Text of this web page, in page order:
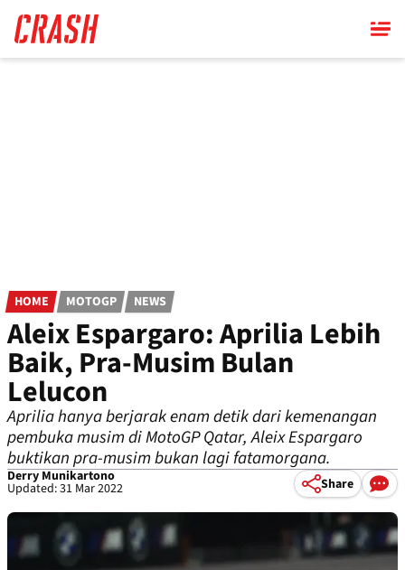
main
content
HOME MOTOGP NEWS
Aleix Espargaro: Aprilia Lebih
Baik, Pra-Musim Bulan
Lelucon
Aprilia hanya berjarak enam detik dari kemenangan
pembuka musim di MotoGP Qatar, Aleix Espargaro
buktikan pra-musim bukan lagi fatamorgana.
Derry Munikartono
Updated: 31 Mar 2022 Share